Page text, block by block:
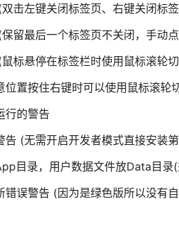
击左键关闭标签页、右键关闭标
留最后一个标签页不关闭，手动
标悬停在标签栏时使用鼠标滚轮
位置按住右键时可以使用鼠标滚轮
行的警告
告 (无需开启开发者模式直接安装
目录，用户数据文件放Data目录
错误警告 (因为是绿色版所以没有